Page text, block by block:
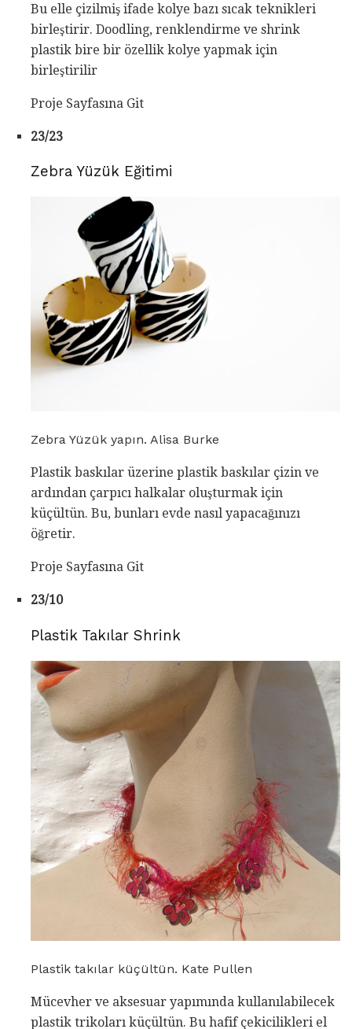
Bu elle çizilmiş ifade kolye bazı sıcak teknikleri
birleştirir. Doodling, renklendirme ve shrink
plastik bire bir özellik kolye yapmak için
birleştirilir
Proje Sayfasına Git
23/23
Zebra Yüzük Eğitimi
Zebra Yüzük yapın. Alisa Burke
Plastik baskılar üzerine plastik baskılar çizin ve
ardından çarpıcı halkalar oluşturmak için
küçültün. Bu, bunları evde nasıl yapacağınızı
öğretir.
Proje Sayfasına Git
23/10
Plastik Takılar Shrink
Plastik takılar küçültün. Kate Pullen
Mücevher ve aksesuar yapımında kullanılabilecek
plastik trikoları küçültün. Bu hafif çekicilikleri el